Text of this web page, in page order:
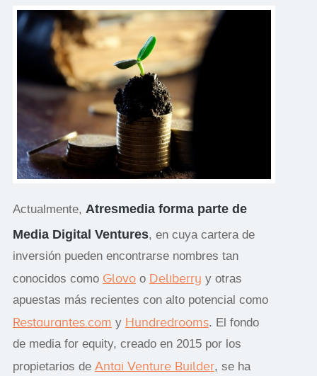
Actualmente, Atresmedia forma parte de
Media Digital Ventures, en cuya cartera de
inversión pueden encontrarse nombres tan
conocidos como Glovoo Deliberry y otras
apuestas más recientes con alto potencial como
Restaurantes.com y Hundredrooms. El fondo
de media for equity, creado en 2015 por los
propietarios de Antai Venture Builder, se ha